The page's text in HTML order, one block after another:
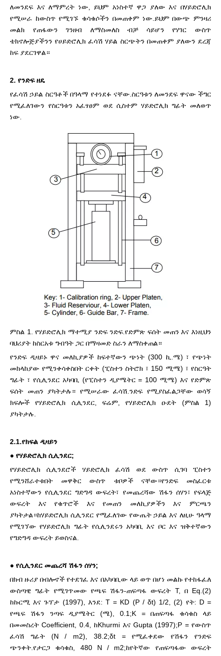
ለመንደፍ እና ለማምረት ነው, ይህም አነስተኛ ዋጋ ያለው እና በሃይድሮሊክ
የሚሠራ ከውስጥ የሚገኙ ቁሳቁሶችን በመጠቀም ነው.ይህም በውጭ ምንዛሪ
መልክ የጠፋውን ገንዘብ ለማስመለስ ብቻ ሳይሆን የሃገር ውስጥ
ቴክኖሎጅያችንን የሀይድሮሊክ ፈሳሽ ሃይል ስርጭትን በመጠቀም ያለውን ደረጃ
ከፍ ያደርገዋል።
2. የንድፍ ዘዴ
የፈሳሽ ኃይል ስርዓቶች በዓላማ የተነደፉ ናቸው.ስርዓቱን ለመንደፍ ዋናው ችግር
የሚፈለገውን የስርዓቱን አፈፃፀም ወደ ሲስተም ሃይድሮሊክ ግፊት መለወጥ
ነው.
ምስል 1. የሃይድሮሊክ ማተሚያ ንድፍ ንድፍ.የድምጽ ፍሰት መጠን እና እነዚህን
ባህሪያት ከስርአቱ ግብዓት ጋር በማዛመድ ስራን ለማስቀጠል።
የንድፍ ዲዛይኑ ዋና መለኪያዎች ከፍተኛውን ጭነት (300 ኪ.ሜ) ፣ የጭነት
መከላከያው የሚንቀሳቀስበት ርቀት (ፒስተን ስትሮክ ፣ 150 ሚሜ) ፣ የስርዓት
ግፊት ፣ የሲሊንደር አካባቢ (የፒስተን ዲያሜትር = 100 ሚሜ) እና የድምጽ
ፍሰት መጠን ያካትታሉ። የሚሠራው ፈሳሽ.ንድፍ የሚያስፈልጋቸው ወሳኝ
ክፍሎች የሃይድሮሊክ ሲሊንደር, ፍሬም, የሃይድሮሊክ ዑደት (ምስል 1)
ያካትታሉ.
2.1.የክፍል ዲዛይን
● የሃይድሮሊክ ሲሊንደር;
የሃይድሮሊክ ሲሊንደሮች ሃይድሮሊክ ፈሳሽ ወደ ውስጥ ሲገባ ፒስተን
የሚንሸራተቱበት መዋቅር ውስጥ ቱቦዎች ናቸው።የንድፍ መስፈርቱ
አነስተኛውን የሲሊንደር ግድግዳ ውፍረት፣ የመጨረሻው ሽፋን ሰሃን፣ የፍላጅ
ውፍረት እና የቁጥሮች እና የመጠን መለኪያዎችን እና ምርጫን
ያካትታል።ከሃይድሮሊክ ሲሊንደር የሚፈለገው የውጤት ኃይል እና ለዚሁ ዓላማ
የሚገኘው የሃይድሮሊክ ግፊት የሲሊንደሩን አካባቢ እና ቦር እና ዝቅተኛውን
የግድግዳ ውፍረት ይወስናል.
● የሲሊንደር መጨረሻ ሽፋን ሰሃን;
በክብ ዙሪያ በብሎኖች የተደገፈ እና በአካባቢው ላይ ወጥ በሆነ መልኩ የተከፋፈለ
ውስጣዊ ግፊት የሚገጥመው የጫፍ ሽፋን-ጠፍጣፋ ውፍረት T, በ Eq.(2)
ከኩርሚ እና ጉፕታ (1997), እንደ: T = KD (P / δt) 1/2, (2) የት: D =
የጫፍ ሽፋን ንጣፍ ዲያሜትር (ሜ), 0.1;K = በጠፍጣፋ ቁሳቁስ ላይ
በመመስረት Coefficient, 0.4, ከKhurmi እና Gupta (1997);P = የውስጥ
ፈሳሽ ግፊት (N / m2), 38.2;δt = የሚፈቀደው የሽፋን የንድፍ
ጭንቀት.የታርጋ ቁሳቁስ, 480 N / m2;ከየትኛው የጠፍጣፋው ውፍረት